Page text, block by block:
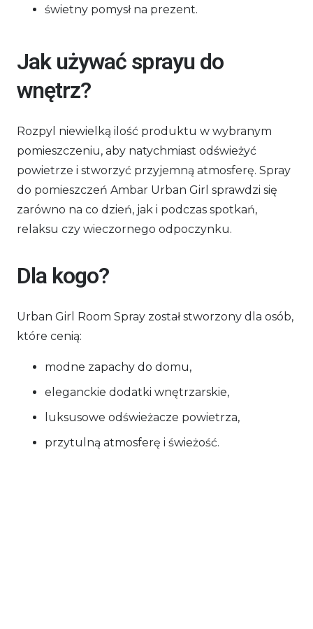
świetny pomysł na prezent.
Jak używać sprayu do
wnętrz?
Rozpyl niewielką ilość produktu w wybranym
pomieszczeniu, aby natychmiast odświeżyć
powietrze i stworzyć przyjemną atmosferę. Spray
do pomieszczeń Ambar Urban Girl sprawdzi się
zarówno na co dzień, jak i podczas spotkań,
relaksu czy wieczornego odpoczynku.
Dla kogo?
Urban Girl Room Spray został stworzony dla osób,
które cenią:
modne zapachy do domu,
eleganckie dodatki wnętrzarskie,
luksusowe odświeżacze powietrza,
przytulną atmosferę i świeżość.